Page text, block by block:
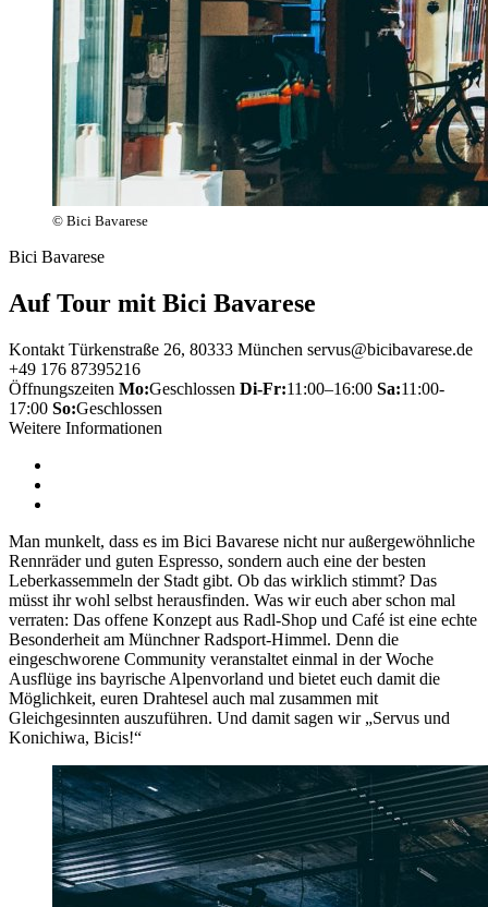
© Bici Bavarese
Bici Bavarese
Auf Tour mit Bici Bavarese
Kontakt Türkenstraße 26, 80333 München servus@bicibavarese.de
+49 176 87395216
Öffnungszeiten Mo:Geschlossen Di-Fr:11:00–16:00 Sa:11:00-
17:00 So:Geschlossen
Weitere Informationen
Man munkelt, dass es im Bici Bavarese nicht nur außergewöhnliche
Rennräder und guten Espresso, sondern auch eine der besten
Leberkassemmeln der Stadt gibt. Ob das wirklich stimmt? Das
müsst ihr wohl selbst herausfinden. Was wir euch aber schon mal
verraten: Das offene Konzept aus Radl-Shop und Café ist eine echte
Besonderheit am Münchner Radsport-Himmel. Denn die
eingeschworene Community veranstaltet einmal in der Woche
Ausflüge ins bayrische Alpenvorland und bietet euch damit die
Möglichkeit, euren Drahtesel auch mal zusammen mit
Gleichgesinnten auszuführen. Und damit sagen wir „Servus und
Konichiwa, Bicis!“